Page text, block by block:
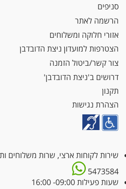
סניפים
הרשמה לאתר
אזורי חלוקה ומשלוחים
הצטרפות למועדון ניצת הדובדבן
צור קשר/ביטול הזמנה
דרושים ב'ניצת הדובדבן'
תקנון
הצהרת נגישות
שירות לקוחות ארצי, שרות משלוחים
5473584
שעות פעילות 09:00- 16:00